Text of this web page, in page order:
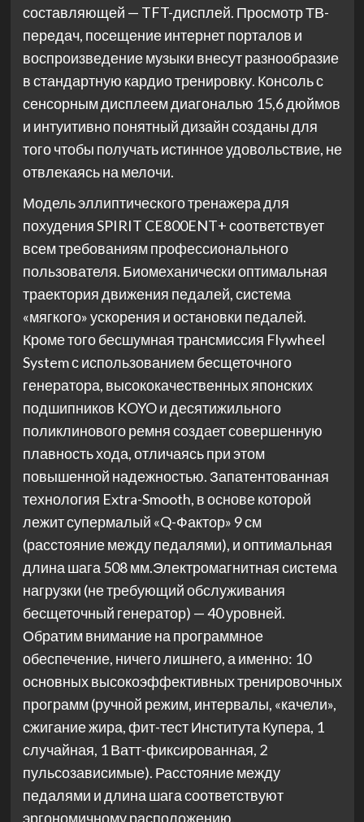
составляющей — TFT-дисплей. Просмотр ТВ-
передач, посещение интернет порталов и
воспроизведение музыки внесут разнообразие
в стандартную кардио тренировку. Консоль с
сенсорным дисплеем диагональю 15,6 дюймов
и интуитивно понятный дизайн созданы для
того чтобы получать истинное удовольствие, не
отвлекаясь на мелочи.
Модель эллиптического тренажера для
похудения SPIRIT CE800ENT+ соответствует
всем требованиям профессионального
пользователя. Биомеханически оптимальная
траектория движения педалей, система
«мягкого» ускорения и остановки педалей.
Кроме того бесшумная трансмиссия Flywheel
System с использованием бесщеточного
генератора, высококачественных японских
подшипников KOYO и десятижильного
поликлинового ремня создает совершенную
плавность хода, отличаясь при этом
повышенной надежностью. Запатентованная
технология Extra-Smooth, в основе которой
лежит супермалый «Q-Фактор» 9 см
(расстояние между педалями), и оптимальная
длина шага 508 мм.Электромагнитная система
нагрузки (не требующий обслуживания
бесщеточный генератор) — 40 уровней.
Обратим внимание на программное
обеспечение, ничего лишнего, а именно: 10
основных высокоэффективных тренировочных
программ (ручной режим, интервалы, «качели»,
сжигание жира, фит-тест Института Купера, 1
случайная, 1 Ватт-фиксированная, 2
пульсозависимые). Расстояние между
педалями и длина шага соответствуют
эргономичному расположению.